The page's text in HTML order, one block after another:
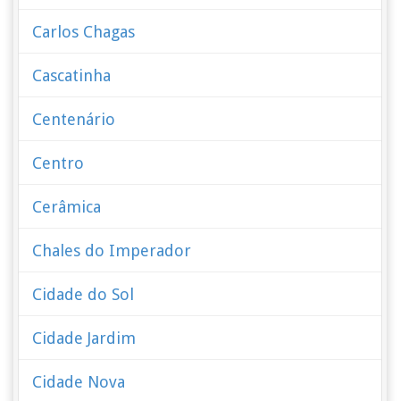
Carlos Chagas
Cascatinha
Centenário
Centro
Cerâmica
Chales do Imperador
Cidade do Sol
Cidade Jardim
Cidade Nova